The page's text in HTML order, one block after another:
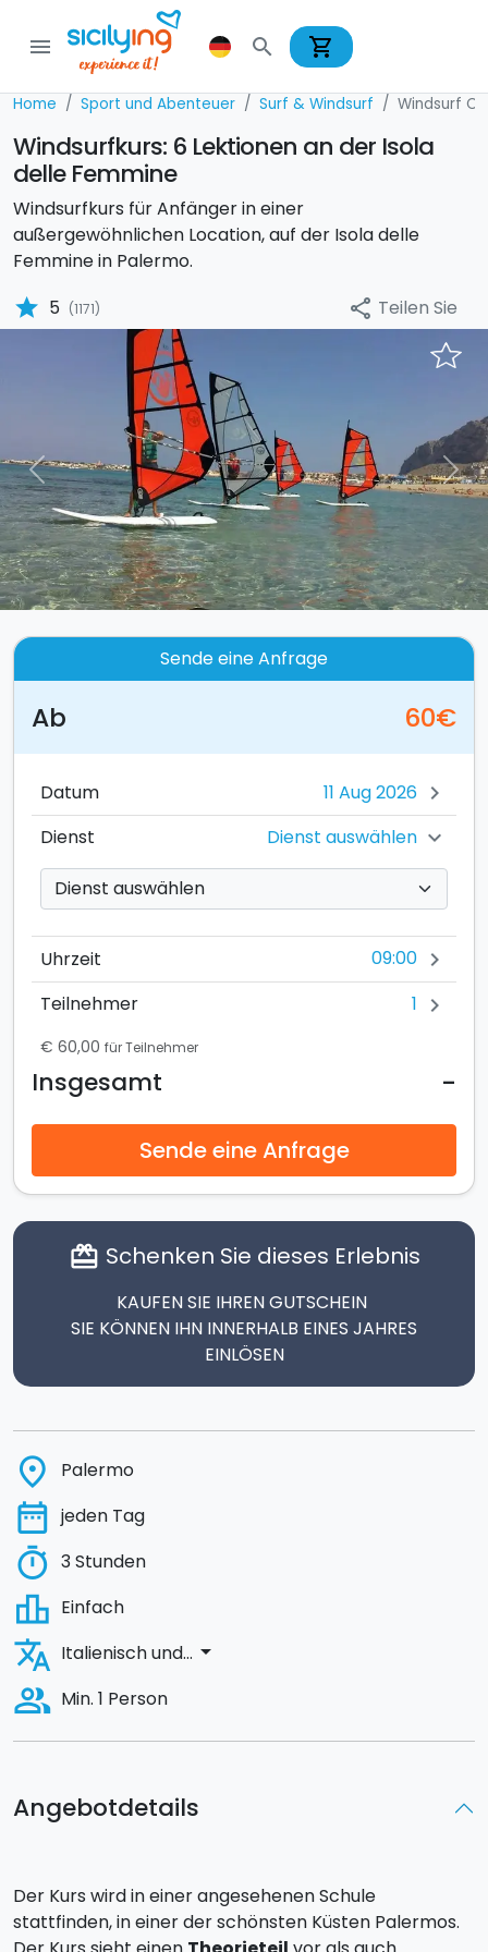
menu search shopping_cart
Home Sport und Abenteuer Surf & Windsurf Windsurf
Windsurfkurs: 6 Lektionen an der Isola
delle Femmine
Windsurfkurs für Anfänger in einer
außergewöhnlichen Location, auf der Isola delle
Femmine in Palermo.
star 5 (1171) share Teilen Sie
Previous Next
Angebotdetails
Der Kurs wird in einer angesehenen Schule
stattfinden, in einer der schönsten Küsten Palermos.
Sende eine Anfrage
Ab 60€
Datum chevron_right
Dienst Dienst auswählen chevron_right
Uhrzeit 09:00 chevron_right
Teilnehmer 1 chevron_right
€ 60,00 für Teilnehmer
Insgesamt -
Sende eine Anfrage
card_giftcard Schenken Sie dieses Erlebnis
KAUFEN SIE IHREN GUTSCHEIN
SIE KÖNNEN IHN INNERHALB EINES JAHRES
EINLÖSEN
place Palermo
date_range jeden Tag
timer 3 Stunden
leaderboard Einfach
translate Italienisch und... arrow_drop_down
people_alt Min. 1 Person